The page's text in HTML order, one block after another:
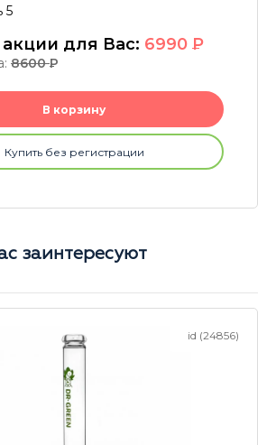
5
для Вас: 6990 P
8600P
В корзину
Купить без регистрации
заинтересуют
id (24856)